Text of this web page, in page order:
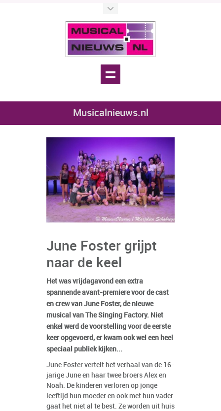
Musicalnieuws.nl
June Foster grijpt
naar de keel
Het was vrijdagavond een extra
spannende avant-premiere voor de cast
en crew van June Foster, de nieuwe
musical van The Singing Factory. Niet
enkel werd de voorstelling voor de eerste
keer opgevoerd, er kwam ook wel een heel
speciaal publiek kijken...
June Foster vertelt het verhaal van de 16-
jarige June en haar twee broers Alex en
Noah. De kinderen verloren op jonge
leeftijd hun moeder en ook met hun vader
gaat het niet al te best. Ze worden uit huis